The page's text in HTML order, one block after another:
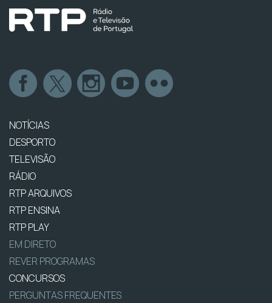
NOTÍCIAS
DESPORTO
TELEVISÃO
RÁDIO
RTP ARQUIVOS
RTP ENSINA
RTP PLAY
EM DIRETO
REVER PROGRAMAS
CONCURSOS
PERGUNTAS FREQUENTES